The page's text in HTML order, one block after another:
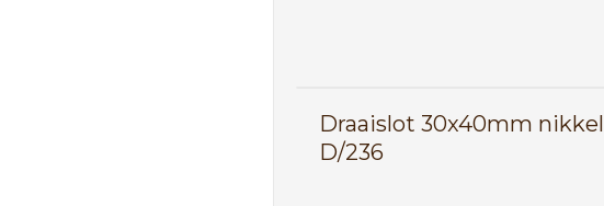
Draaislot 30x40mm nikkel
D/236